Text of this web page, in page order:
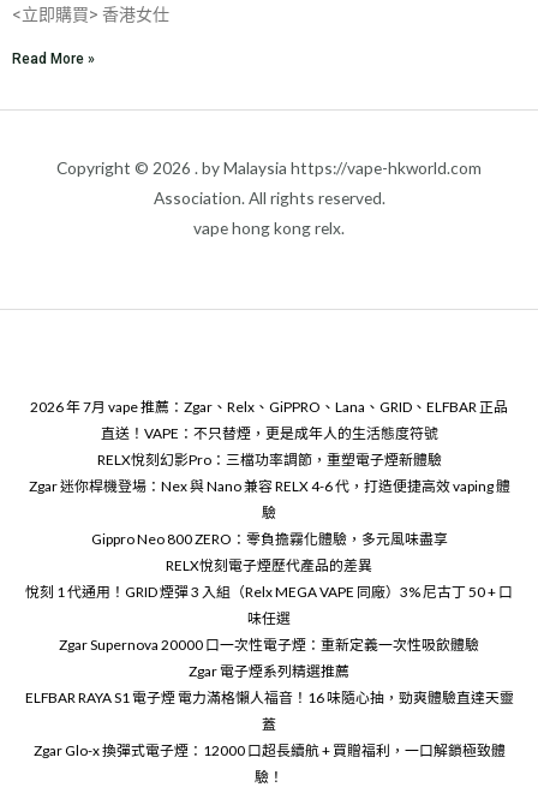
<立即購買> 香港女仕
Read More »
Copyright © 2026 . by Malaysia https://vape-hkworld.com
Association. All rights reserved.
vape hong kong relx.
2026 年 7月 vape 推薦：Zgar、Relx、GiPPRO、Lana、GRID、ELFBAR 正品
直送！VAPE：不只替煙，更是成年人的生活態度符號
RELX悅刻幻影Pro：三檔功率調節，重塑電子煙新體驗
Zgar 迷你桿機登場：Nex 與 Nano 兼容 RELX 4-6 代，打造便捷高效 vaping 體
驗
Gippro Neo 800 ZERO：零負擔霧化體驗，多元風味盡享
RELX悅刻電子煙歷代產品的差異
悅刻 1 代通用！GRID 煙彈 3 入組（Relx MEGA VAPE 同廠）3% 尼古丁 50 + 口
味任選
Zgar Supernova 20000 口一次性電子煙：重新定義一次性吸飲體驗
Zgar 電子煙系列精選推薦
ELFBAR RAYA S1 電子煙 電力滿格懶人福音！16 味隨心抽，勁爽體驗直達天靈
蓋
Zgar Glo-x 換彈式電子煙：12000 口超長續航 + 買贈福利，一口解鎖極致體
驗！